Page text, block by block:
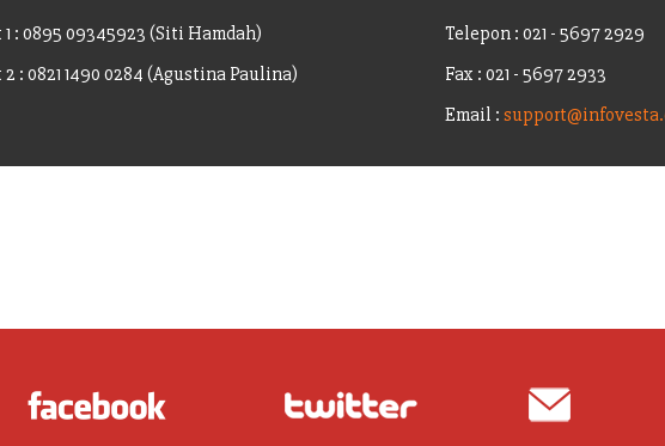
: 0895 09345923 (Siti Hamdah)
: 0821 1490 0284 (Agustina Paulina)
Telepon : 021 - 5697 2929
Fax : 021 - 5697 2933
Email :